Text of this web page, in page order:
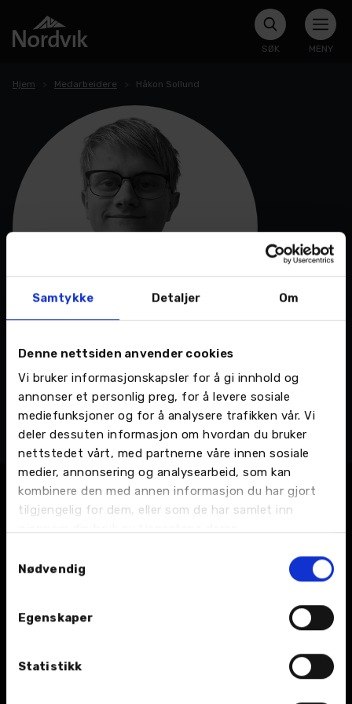
Samtykke Detaljer Om
Denne nettsiden anvender cookies
Vi bruker informasjonskapsler for å gi innhold og
annonser et personlig preg, for å levere sosiale
mediefunksjoner og for å analysere trafikken vår. Vi
deler dessuten informasjon om hvordan du bruker
nettstedet vårt, med partnerne våre innen sosiale
medier, annonsering og analysearbeid, som kan
kombinere den med annen informasjon du har gjort
tilgjengelig for dem, eller som de har samlet inn
gjennom din bruk av tjenestene deres.
Nødvendig
Egenskaper
Statistikk
SØK MENY
Hjem Medarbeidere Håkon Sollund
Nordvik Gruppen AS - Administrasjon, IT
75 40 44 20
Send en e-post